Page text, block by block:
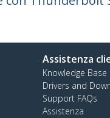
Assistenza
Knowledge Base
Drivers and
Support FAQs
Assistenza